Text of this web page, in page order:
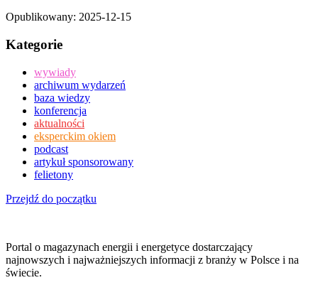
Opublikowany: 2025-12-15
Kategorie
wywiady
archiwum wydarzeń
baza wiedzy
konferencja
aktualności
eksperckim okiem
podcast
artykuł sponsorowany
felietony
Przejdź do początku
Portal o magazynach energii i energetyce dostarczający
najnowszych i najważniejszych informacji z branży w Polsce i na
świecie.